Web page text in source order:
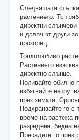
Следващата
растението. То
директни
и далеч от други
прозорец.
Топлолюбиво
Растението
директно слънце.
Поливайте обилно
избягвайте
през зимата.
Подхранвайте го с
време на растежа
разредена, бедна
Пресадете го през